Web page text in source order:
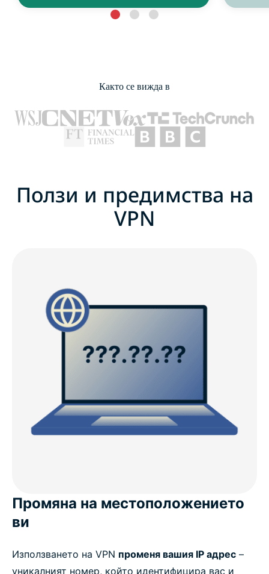
Както се вижда в
Ползи и предимства на
VPN
Промяна на местоположението
ви
Използването на VPN променя вашия IP адрес –
уникалният номер, който идентифицира вас и